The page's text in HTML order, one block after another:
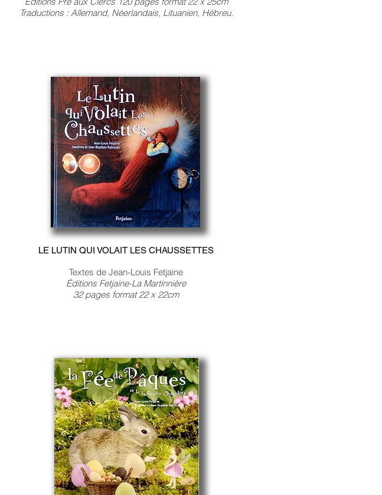
Traductions : Allemand, Néerlandais, Lituanien, Hébreu.
LE LUTIN QUI VOLAIT LES CHAUSSETTES
Textes de Jean-Louis Fetjaine
Éditions Fetjaine-La Martinnière
32 pages format 22 x 22cm